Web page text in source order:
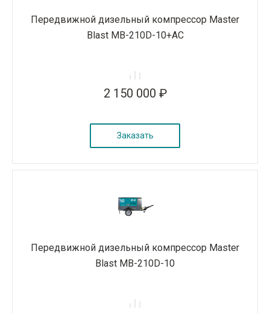
Передвижной дизельный компрессор Master
Blast MB-210D-10+AC
2 150 000 ₽
Заказать
Передвижной дизельный компрессор Master
Blast MB-210D-10